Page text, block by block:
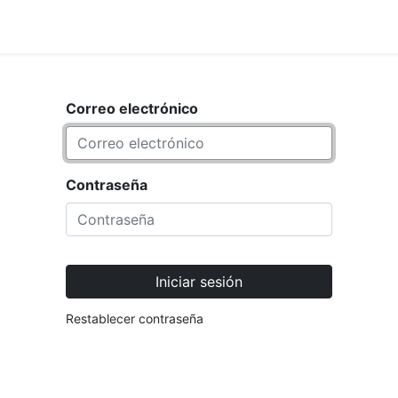
Correo electrónico
Contraseña
Iniciar sesión
Restablecer contraseña